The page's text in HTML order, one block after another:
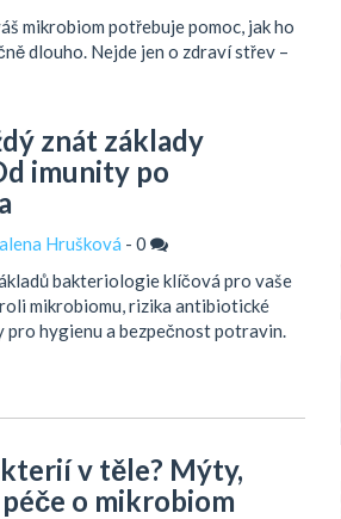
mikrobiom potřebuje pomoc, jak ho
dlouho. Nejde jen o zdraví střev –
znát základy
imunity po
Hrušková - 0
bakteriologie klíčová pro vaše
mikrobiomu, rizika antibiotické
hygienu a bezpečnost potravin.
v těle? Mýty,
o mikrobiom